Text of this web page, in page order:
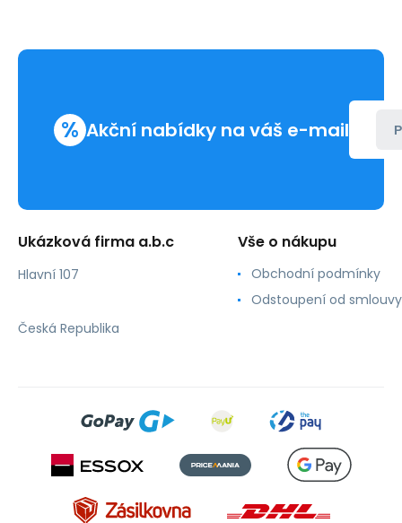
% Akční nabídky na váš e-mail
Ukázková firma a.b.c
Hlavní 107
Česká Republika
Vše o nákupu
Obchodní podmínky
Odstoupení od smlouvy